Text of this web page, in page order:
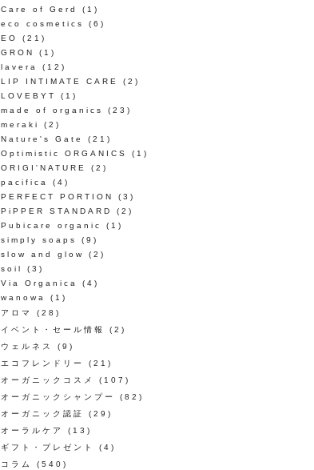
Care of Gerd
(1)
eco cosmetics
(6)
EO
(21)
GRON
(1)
lavera
(12)
LIP INTIMATE CARE
(2)
LOVEBYT
(1)
made of organics
(23)
meraki
(2)
Nature's Gate
(21)
Optimistic ORGANICS
(1)
ORIGI'NATURE
(2)
pacifica
(4)
PERFECT PORTION
(3)
PiPPER STANDARD
(2)
Pubicare organic
(1)
simply soaps
(9)
slow and glow
(2)
soil
(3)
Via Organica
(4)
wanowa
(1)
アロマ
(28)
イベント・セール情報
(2)
ウェルネス
(9)
エコフレンドリー
(21)
オーガニックコスメ
(107)
オーガニックシャンプー
(82)
オーガニック認証
(29)
オーラルケア
(13)
ギフト・プレゼント
(4)
コラム
(540)